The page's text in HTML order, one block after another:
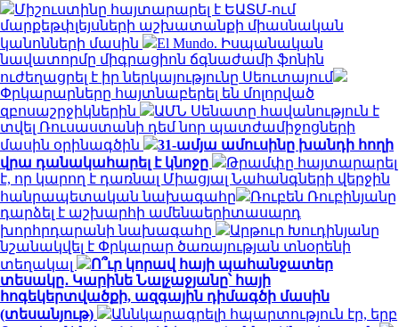
Միշուստինը հայտարարել է ԵԱՏՄ-ում
մարքեթփլեյսների աշխատանքի միասնական
կանոնների մասին
El Mundo. Իսպանական
նավատորմը միգրացիոն ճգնաժամի ֆոնին
ուժեղացրել է իր ներկայությունը Սեուտայում
Փրկարարները հայտնաբերել են մոլորված
զբոսաշրջիկներին
ԱՄՆ Սենատը հավանություն է
տվել Ռուսաստանի դեմ նոր պատժամիջոցների
մասին օրինագծին
31-ամյա ամուսինը խանդի հողի
վրա դանակահարել է կնոջը
Թրամփը հայտարարել
է, որ կարող է դառնալ Միացյալ Նահանգների վերջին
հանրապետական ​​նախագահը
Ռուբեն Ռուբինյանը
դարձել է աշխարհի ամենաերիտասարդ
խորհրդարանի նախագահը
Արթուր Խուդինյանը
նշանակվել է Փրկարար ծառայության տնօրենի
տեղակալ
Ո՞ւր կորավ հայի պահանջատեր
տեսակը․ Կարինե Նալչաջյանը՝ հայի
հոգեկերտվածքի, ազգային դիմագծի մասին
(տեսանյութ)
Աննկարագրելի հպարտություն էր, երբ